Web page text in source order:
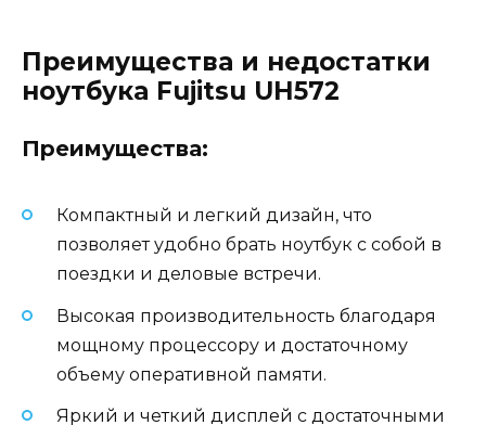
Преимущества и недостатки
ноутбука Fujitsu UH572
Преимущества:
Компактный и легкий дизайн, что
позволяет удобно брать ноутбук с собой в
поездки и деловые встречи.
Высокая производительность благодаря
мощному процессору и достаточному
объему оперативной памяти.
Яркий и четкий дисплей с достаточными